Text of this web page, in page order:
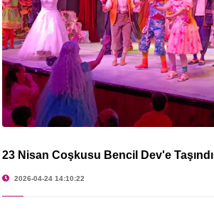
23 Nisan Coşkusu Bencil Dev'e Taşındı
2026-04-24 14:10:22